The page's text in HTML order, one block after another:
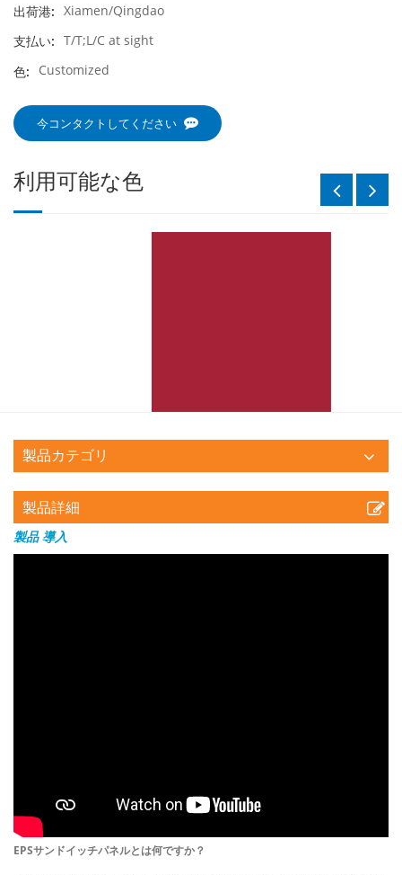
出荷港: Xiamen/Qingdao
支払い: T/T;L/C at sight
色:
Customized
今コンタクトしてください
利用可能な色
製品カテゴリ
製品詳細
製品導入
EPSサンドイッチパネルとは何ですか？